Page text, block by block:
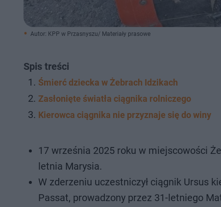
Autor: KPP w Przasnyszu/ Materiały prasowe
Spis treści
Śmierć dziecka w Żebrach Idzikach
Zasłonięte światła ciągnika rolniczego
Kierowca ciągnika nie przyznaje się do winy
17 września 2025 roku w miejscowości
letnia Marysia.
W zderzeniu uczestniczył ciągnik Ursus
Passat, prowadzony przez 31-letniego